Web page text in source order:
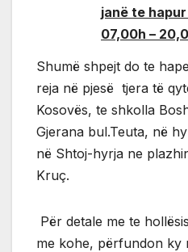
janë te
07,00h –
Shumë shpejt do te
reja në pjesë tjera të
Kosovës, te shkolla
Gjerana bul.Teuta, në
në Shtoj-hyrja ne
Kruç.
Për detale me te
me kohe, përfundon ky